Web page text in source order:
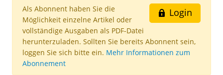
Login
Als Abonnent haben Sie die
Möglichkeit einzelne Artikel oder
vollständige Ausgaben als PDF-Datei
herunterzuladen. Sollten Sie bereits Abonnent sein,
loggen Sie sich bitte ein. Mehr Informationen zum
Abonnement